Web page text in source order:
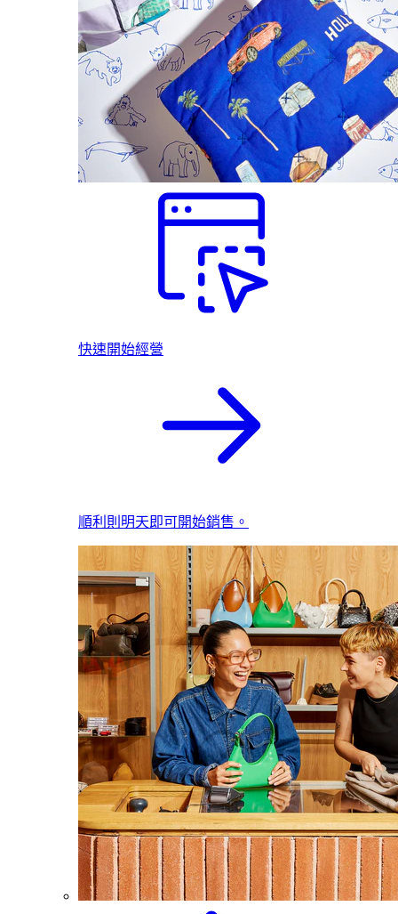
快速開始經營
順利則明天即可開始銷售。